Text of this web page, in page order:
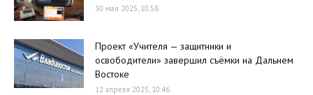
30 мая 2025, 10:58
Проект «Учителя — защитники и
освободители» завершил съёмки на Дальнем
Востоке
12 апреля 2025, 10:46